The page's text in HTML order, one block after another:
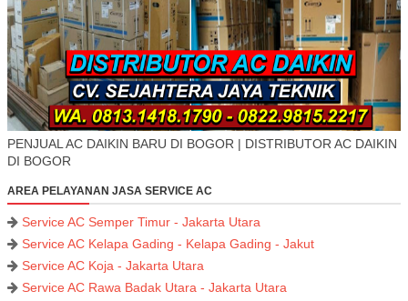
PENJUAL AC DAIKIN BARU DI BOGOR | DISTRIBUTOR AC DAIKIN
DI BOGOR
AREA PELAYANAN JASA SERVICE AC
Service AC Semper Timur - Jakarta Utara
Service AC Kelapa Gading - Kelapa Gading - Jakut
Service AC Koja - Jakarta Utara
Service AC Rawa Badak Utara - Jakarta Utara